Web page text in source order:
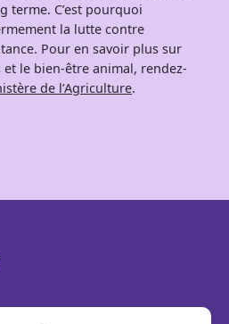
terme. C’est pourquoi
la lutte contre
Pour en savoir plus sur
le bien-être animal, rendez-
de l’Agriculture.